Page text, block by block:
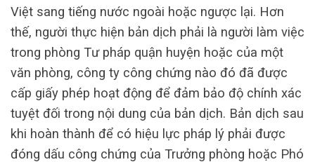
Việt sang tiếng nước ngoài hoặc ngược lại. Hơn
thế, người thực hiện bản dịch phải là người làm việc
trong phòng Tư pháp quận huyện hoặc của một
văn phòng, công ty công chứng nào đó đã được
cấp giấy phép hoạt động để đảm bảo độ chính xác
tuyệt đối trong nội dung của bản dịch. Bản dịch sau
khi hoàn thành để có hiệu lực pháp lý phải được
đóng dấu công chứng của Trưởng phòng hoặc Phó